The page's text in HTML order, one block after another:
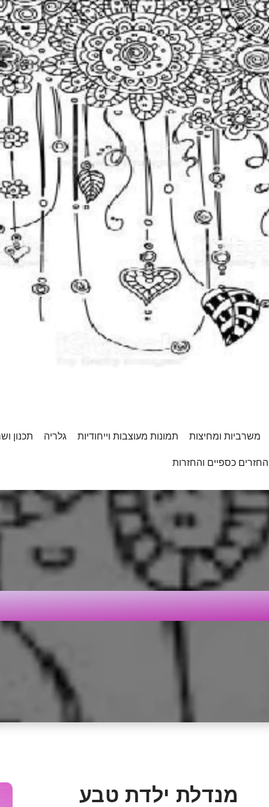
משרביות ומחיצות תמונות מעוצבות וייחודיות גלריה תכנון
החזרים כספיים והחזרות
ילדת טבע
מנדלת ילדת טבע